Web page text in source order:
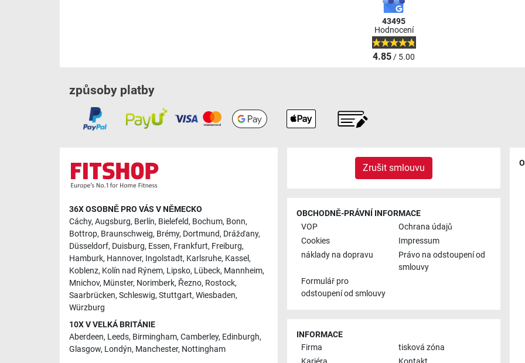
43495
Hodnocení
4.85/ 5.00
způsoby platby
36X OSOBNĚ PRO VÁS V NĚMECKO
Cáchy, Augsburg, Berlín, Bielefeld, Bochum, Bonn,
Bottrop, Braunschweig, Brémy, Dortmund, Drážďany,
Düsseldorf, Duisburg, Essen, Frankfurt, Freiburg,
Hamburk, Hannover, Ingolstadt, Karlsruhe, Kassel,
Koblenz, Kolín nad Rýnem, Lipsko, Lübeck, Mannheim,
Mnichov, Münster, Norimberk, Řezno, Rostock,
Saarbrücken, Schleswig, Stuttgart, Wiesbaden,
Würzburg
10X V VELKÁ BRITÁNIE
Aberdeen, Leeds, Birmingham, Camberley, Edinburgh,
Glasgow, Londýn, Manchester, Nottingham
Zrušit smlouvu
OBCHODNĚ-PRÁVNÍ INFORMACE
VOP
Ochrana údajů
Cookies
Impressum
náklady na dopravu
Právo na odstoupení od
smlouvy
Formulář pro
odstoupení od smlouvy
INFORMACE
Firma
tisková zóna